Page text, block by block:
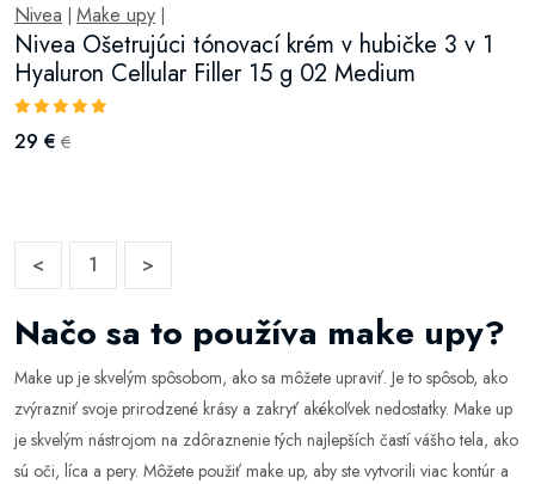
Nivea Make upy
Nivea Ošetrujúci tónovací krém v hubičke 3 v 1
Hyaluron Cellular Filler 15 g 02 Medium
29 € €
< 1 >
Načo sa to používa make upy?
Make up je skvelým spôsobom, ako sa môžete upraviť. Je to spôsob, ako
zvýrazniť svoje prirodzené krásy a zakryť akékoľvek nedostatky. Make up
je skvelým nástrojom na zdôraznenie tých najlepších častí vášho tela, ako
sú oči, líca a pery. Môžete použiť make up, aby ste vytvorili viac kontúr a